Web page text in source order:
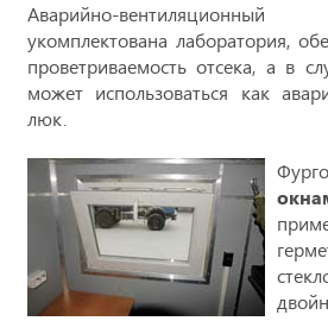
Аварийно-
укомплектована лаборатория,
проветриваемость отсека, а в
может использоваться как
люк.